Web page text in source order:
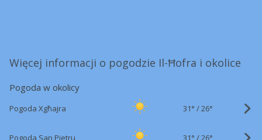
Więcej informacji o pogodzie Il-Ħofra i okolice
Pogoda w okolicy
Pogoda Xgħajra 31° /26°
Pogoda San Pietru 31° /26°